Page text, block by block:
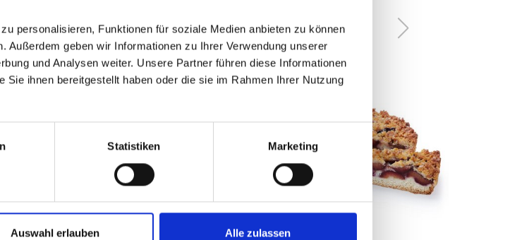
personalisieren, Funktionen für soziale Medien anbieten zu können
Außerdem geben wir Informationen zu Ihrer Verwendung unserer
und Analysen weiter. Unsere Partner führen diese Informationen
ihnen bereitgestellt haben oder die sie im Rahmen Ihrer Nutzung
Statistiken Marketing
Auswahl erlauben Alle zulassen